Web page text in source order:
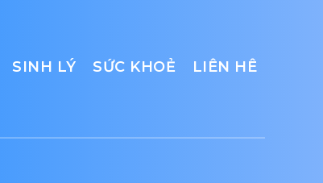
SINH LÝ SỨC KHOẺ LIÊN HÊ